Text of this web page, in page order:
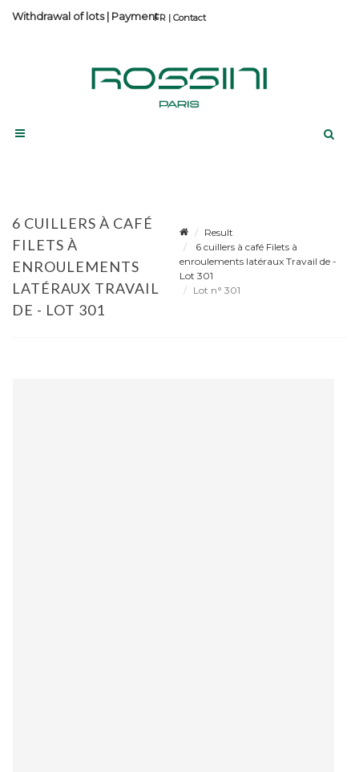
Contact
Withdrawal of lots| Payment
6 CUILLERS À CAFÉ
FILETS À
ENROULEMENTS
LATÉRAUX TRAVAIL
DE - LOT 301
Result
6 cuillers à café Filets à
enroulements latéraux Travail de -
Lot 301
Lot n° 301